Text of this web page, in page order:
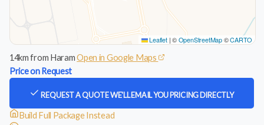
Leaflet |©OpenStreetMap©CARTO
14km from HaramOpen in Google Maps
Price on Request
REQUEST A QUOTEWE'LL EMAIL YOU PRICING DIRECTLY
Build Full Package Instead